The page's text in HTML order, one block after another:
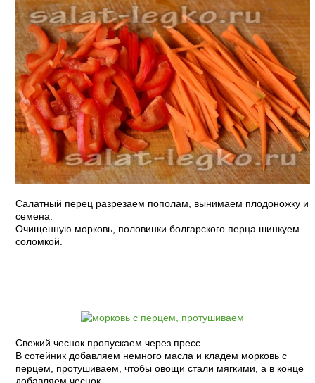
Салатный перец разрезаем пополам, вынимаем плодоножку и
семена.
Очищенную морковь, половинки болгарского перца шинкуем
соломкой.
Свежий чеснок пропускаем через пресс.
В сотейник добавляем немного масла и кладем морковь с
перцем, протушиваем, чтобы овощи стали мягкими, а в конце